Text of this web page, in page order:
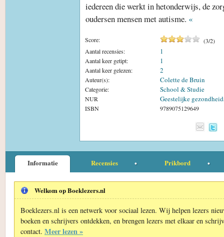
iedereen die werkt in hetonderwijs, de
oudersen mensen met autisme. «
Score: (3/2)
Aantal recensies:
1
Aantal keer getipt: 1
Aantal keer gelezen: 2
Auteur(s): Colette de Bruin
Categorie: School & Studie
NUR Geestelijke
ISBN 9789075129649
Informatie Recensies Prikbord
Welkom op Boeklezers.nl
Boeklezers.nl is een netwerk voor sociaal lezen. Wij helpen lezers
boeken en schrijvers ontdekken, en brengen lezers met elkaar en
contact. Meer lezen »